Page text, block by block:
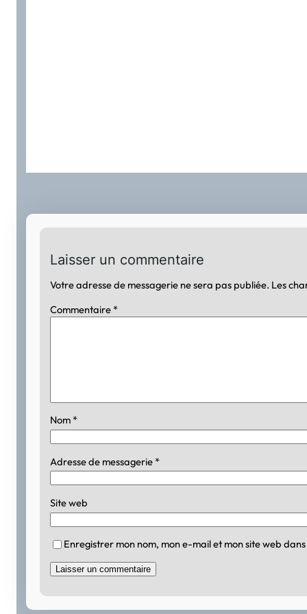
Laisser un commentaire
Votre adresse de messagerie ne sera pas publiée. Les
Commentaire *
Nom *
Adresse de messagerie *
Site web
Enregistrer mon nom, mon e-mail et mon site web